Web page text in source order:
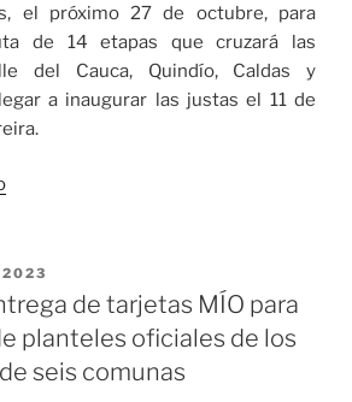
el próximo 27 de octubre, para
de 14 etapas que cruzará las
del Cauca, Quindío, Caldas y
a inaugurar las justas el 11 de
«Santander
se
alista
para
encender
el
2023
de tarjetas MÍO para
planteles oficiales de los
seis comunas